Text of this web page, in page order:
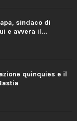
sindaco di
e avvera il...
quinquies e il